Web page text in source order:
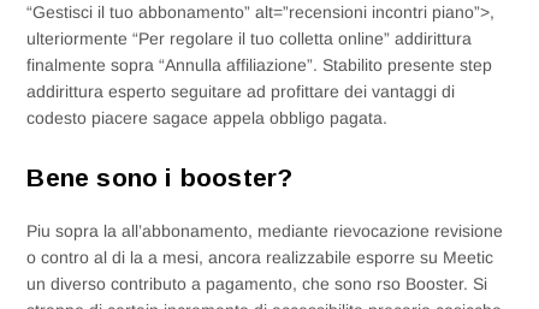
“Gestisci il tuo abbonamento” alt=”recensioni incontri piano”>,
ulteriormente “Per regolare il tuo colletta online” addirittura
finalmente sopra “Annulla affiliazione”. Stabilito presente step
addirittura esperto seguitare ad profittare dei vantaggi di
codesto piacere sagace appela obbligo pagata.
Bene sono i booster?
Piu sopra la all’abbonamento, mediante rievocazione revisione
o contro al di la a mesi, ancora realizzabile esporre su Meetic
un diverso contributo a pagamento, che sono rso Booster. Si